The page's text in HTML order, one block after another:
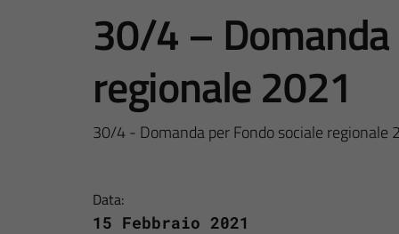
30/4 –
regionale 2021
30/4 - Domanda per Fondo sociale regionale
Data:
15 Febbraio 2021